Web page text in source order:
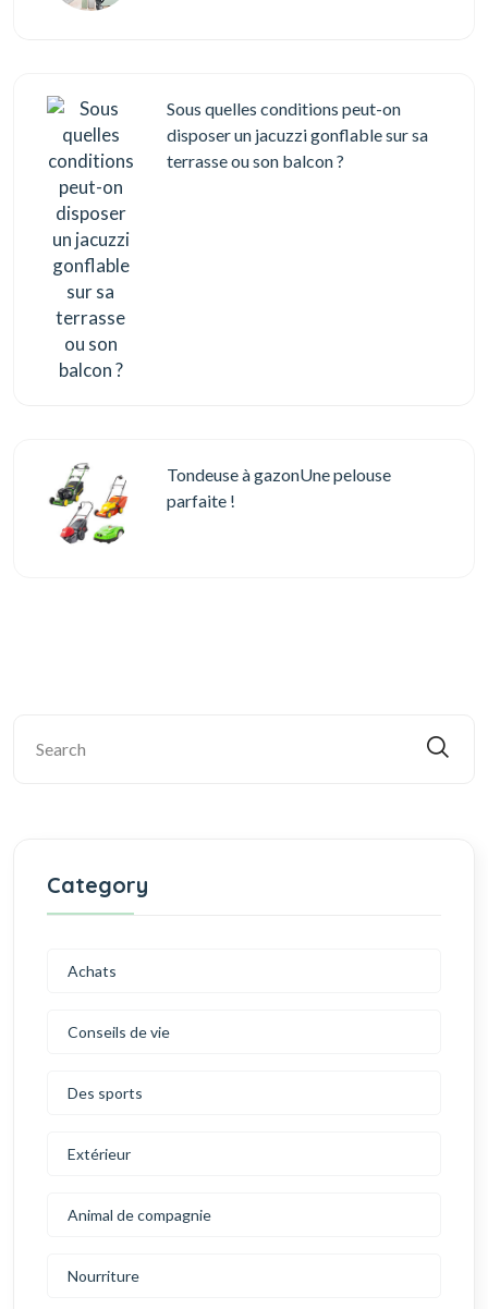
Sous quelles conditions peut-on
disposer un jacuzzi gonflable sur sa
terrasse ou son balcon ?
Tondeuse à gazonUne pelouse
parfaite !
Category
Achats
Conseils de vie
Des sports
Extérieur
Animal de compagnie
Nourriture